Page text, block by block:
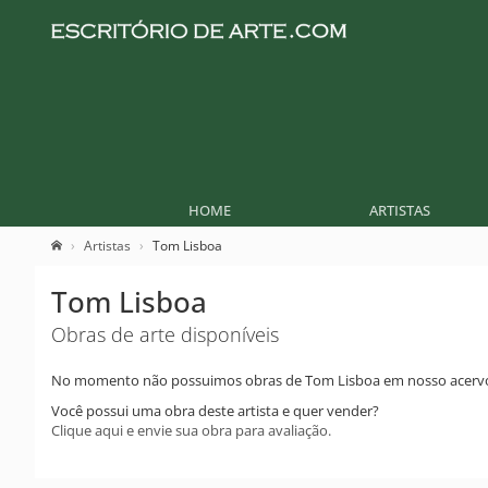
HOME ARTISTAS
Artistas Tom Lisboa
Tom Lisboa
Obras de arte disponíveis
No momento não possuimos obras de Tom Lisboa em nosso
Você possui uma obra deste artista e quer vender?
Clique aqui e envie sua obra para avaliação.